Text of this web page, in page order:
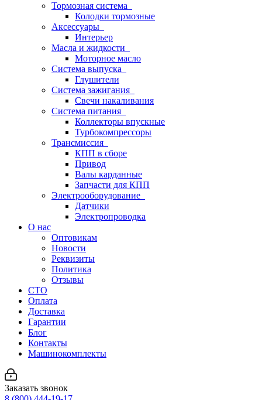
Тормозная система
Колодки тормозные
Аксессуары
Интерьер
Масла и жидкости
Моторное масло
Система выпуска
Глушители
Система зажигания
Свечи накаливания
Система питания
Коллекторы впускные
Турбокомпрессоры
Трансмиссия
КПП в сборе
Привод
Валы карданные
Запчасти для КПП
Электрооборудование
Датчики
Электропроводка
О нас
Оптовикам
Новости
Реквизиты
Политика
Отзывы
СТО
Оплата
Доставка
Гарантии
Блог
Контакты
Машинокомплекты
Заказать звонок